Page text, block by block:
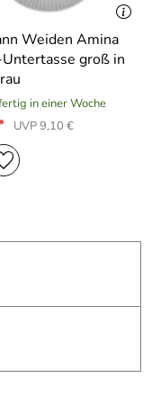
Weiden Amina
groß in
in einer Woche
UVP 9,10 €